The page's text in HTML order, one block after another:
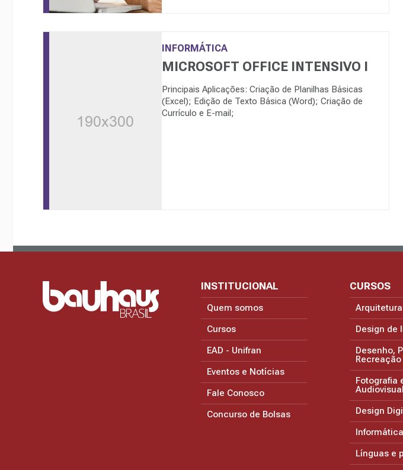
INFORMÁTICA
MICROSOFT OFFICE INTENSIVO I
Principais Aplicações: Criação de Planilhas Básicas
(Excel); Edição de Texto Básica (Word); Criação de
Currículo e E-mail;
INSTITUCIONAL
Quem somos
Cursos
EAD - Unifran
Eventos e Notícias
Fale Conosco
Concurso de Bolsas
CURSOS
Arquitetura
Design de
Desenho,
Recreação
Fotografia
Audiovisual
Design
Informática
Línguas e